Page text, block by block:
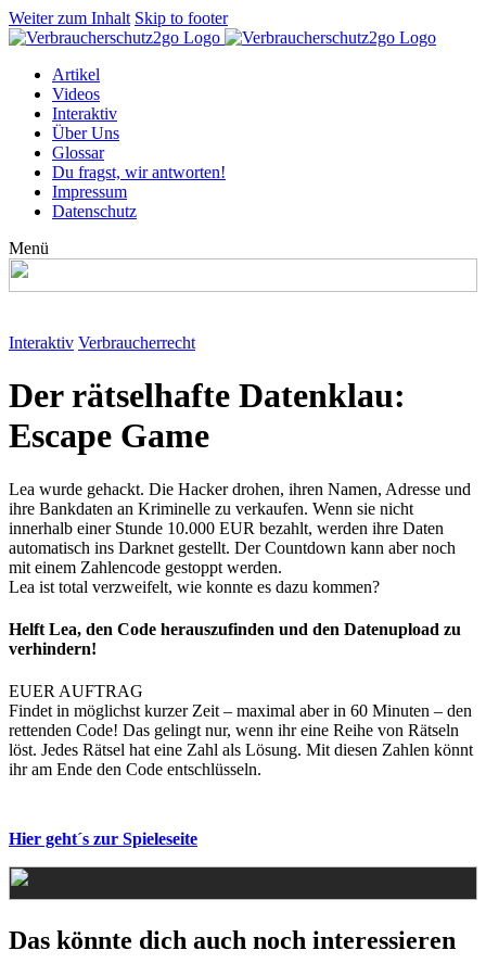
Weiter zum Inhalt Skip to footer
Artikel
Videos
Interaktiv
Über Uns
Glossar
Du fragst, wir antworten!
Impressum
Datenschutz
Menü
Interaktiv Verbraucherrecht
Der rätselhafte Datenklau:
Escape Game
Lea wurde gehackt. Die Hacker drohen, ihren Namen, Adresse und
ihre Bankdaten an Kriminelle zu verkaufen. Wenn sie nicht
innerhalb einer Stunde 10.000 EUR bezahlt, werden ihre Daten
automatisch ins Darknet gestellt. Der Countdown kann aber noch
mit einem Zahlencode gestoppt werden.
Lea ist total verzweifelt, wie konnte es dazu kommen?
Helft Lea, den Code herauszufinden und den Datenupload zu
verhindern!
EUER AUFTRAG
Findet in möglichst kurzer Zeit – maximal aber in 60 Minuten – den
rettenden Code! Das gelingt nur, wenn ihr eine Reihe von Rätseln
löst. Jedes Rätsel hat eine Zahl als Lösung. Mit diesen Zahlen könnt
ihr am Ende den Code entschlüsseln.
Hier geht´s zur Spieleseite
Das könnte dich auch noch interessieren